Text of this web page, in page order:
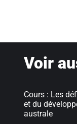
Voir
Cours : Les
et du
australe